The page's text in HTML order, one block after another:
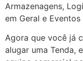
Armazenagens,
em Geral e Eventos
Agora que você já
alugar uma Tenda,